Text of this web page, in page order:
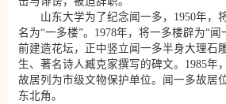
山东大学为了纪念闻一多，1950年，
名为“一多楼”。1978年，将一多楼辟为“
前建造花坛，正中竖立闻一多半身大理石
生、著名诗人臧克家撰写的碑文。1985年
故居列为市级文物保护单位。闻一多故居
东北角。